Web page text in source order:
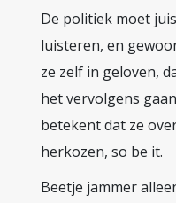
De politiek moet
luisteren, en
ze zelf in geloven,
het vervolgens
betekent dat ze
herkozen, so be it.
Beetje jammer